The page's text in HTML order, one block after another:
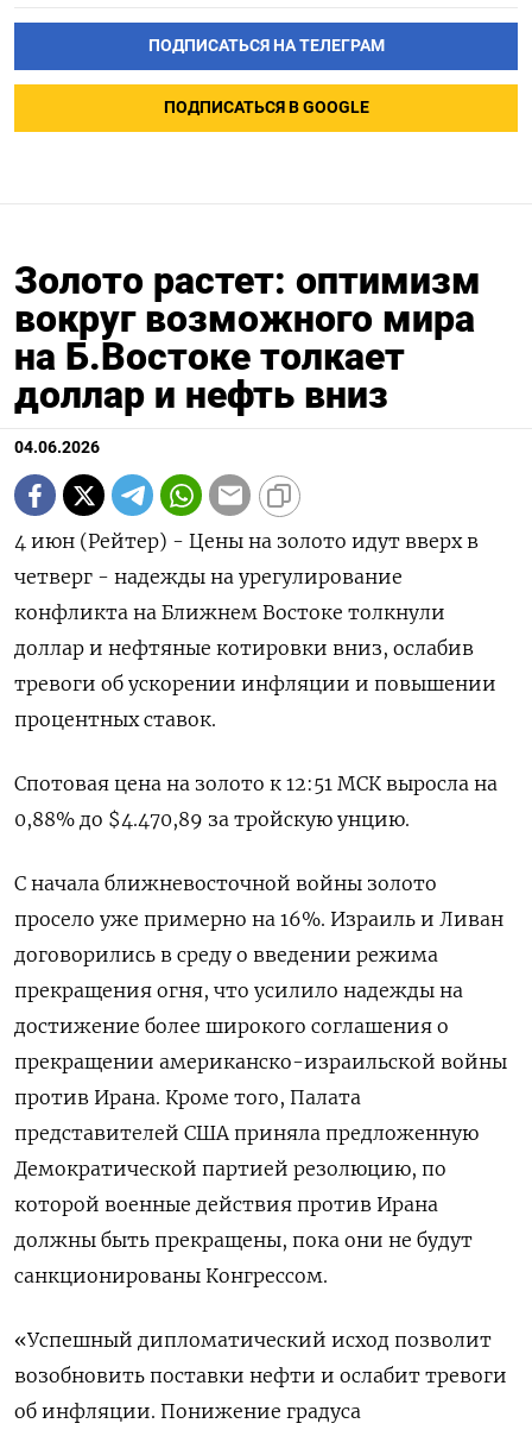
ПОДПИСАТЬСЯ НА ТЕЛЕГРАМ
ПОДПИСАТЬСЯ В GOOGLE
Золото растет: оптимизм
вокруг возможного мира
на Б.Востоке толкает
доллар и нефть вниз
04.06.2026
4 июн (Рейтер) - Цены на золото идут вверх в
четверг - надежды на урегулирование
конфликта на Ближнем Востоке толкнули
доллар и нефтяные котировки вниз, ослабив
тревоги об ‌ускорении инфляции и повышении
процентных ставок.
Спотовая цена на золото к 12:51 МСК выросла на
0,88% до $4.470,89 за тройскую унцию.
С начала ближневосточной войны золото ​
просело уже примерно на 16%. Израиль ​и Ливан
договорились ​в среду ⁠о введении режима
прекращения огня, что усилило надежды ‌на
достижение более широкого соглашения о
‌прекращении американско-израильской войны
против Ирана. Кроме того, Палата
представителей США приняла предложенную
Демократической партией ​резолюцию, по
которой военные действия против Ирана
должны быть ‌прекращены, пока они не будут
санкционированы Конгрессом.
«Успешный дипломатический исход позволит
возобновить поставки ​нефти и ослабит тревоги
об инфляции. Понижение градуса